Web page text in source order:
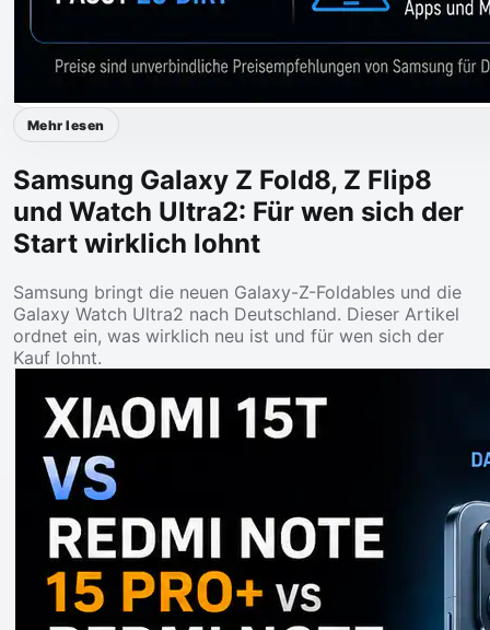
Mehr lesen
Samsung Galaxy Z Fold8, Z Flip8
und Watch Ultra2: Für wen sich der
Start wirklich lohnt
Samsung bringt die neuen Galaxy-Z-Foldables und die
Galaxy Watch Ultra2 nach Deutschland. Dieser Artikel
ordnet ein, was wirklich neu ist und für wen sich der
Kauf lohnt.